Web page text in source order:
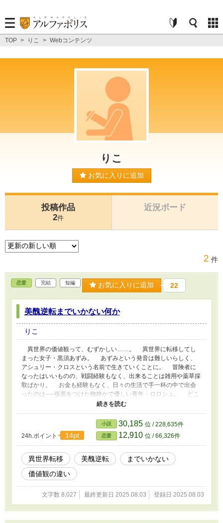
TOP > りこ > Webコンテンツ
りこ
お気に入りに追加
投稿作品
2件
近況ボード
2 件
恋愛 完結 短編 お気に入りに追加 22
美醜逆転までいかない何か
りこ
異世界の価値観って、むずかしい……。 異世界に転移してし
まった女子・黒須あずみ。 あずみという発音は難しいらしく、
アシュリー・クロスという名前で生きていくことに。 冒険者に
なったはいいものの、戦闘経験もなく、出来ることは雑用や薬草採
取ばかり。 お金も経験もなく、日々の生活で手一杯の中で出会
ったのは──仮面をつけた物静かで優しい青年・ロロシュ。 どこ
か周囲から浮いている彼は、左右の目の幅が非対称で不気味だと陰
ュリーには、ロロシュの優しさも、真面目な仕事ぶりも、何より彼
の顔も……ぜんぜん“おかしく”なんて思えなかった。 異世界なら
ではの「ズレた美醜感覚」に戸惑いながらも、 ふたりは少しずつ
距離を縮め、やがて“相棒”として絆を育んでいく。 ──でも、世
界の偏見は、そんなに甘くない。 ふたりが向き合うのは、外見
の話だけじゃない。 “違い”のある世界で、それでも一緒に生きてい
くために。 これは、美醜逆転までいかない“どこかズレた世
出発の物語。
24h.ポイント 14pt
小説 30,185 位 / 228,635件
恋愛 12,910 位 / 66,326件
異世界転移 美醜逆転
までいかない
価値観の違い
文字数 8,027 最終更新日 2025.08.03 登録日 2025.08.03